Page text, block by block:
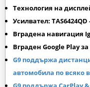
Технология на
Усилвател: TAS6424QD
Вградена навигация
Вграден Google Play
G9 поддържа
автомобила по всяко